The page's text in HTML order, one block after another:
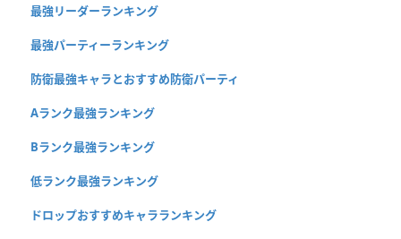
最強リーダーランキング
最強パーティーランキング
防衛最強キャラとおすすめ防衛パーティ
Aランク最強ランキング
Bランク最強ランキング
低ランク最強ランキング
ドロップおすすめキャラランキング